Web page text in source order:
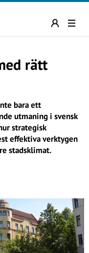
rätt
bara ett
utmaning i svensk
strategisk
effektiva verktygen
stadsklimat.